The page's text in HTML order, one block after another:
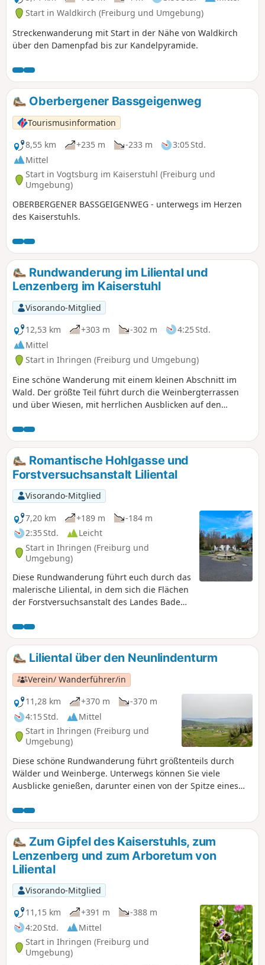
Start in Waldkirch (Freiburg und Umgebung)
Streckenwanderung mit Start in der Nähe von Waldkirch
über den Damenpfad bis zur Kandelpyramide.
Oberbergener Bassgeigenweg
Tourismusinformation
8,55 km
+235 m -233 m
3:05 Std.
Mittel
Start in Vogtsburg im Kaiserstuhl (Freiburg und
Umgebung)
OBERBERGENER BASSGEIGENWEG - unterwegs im Herzen
des Kaiserstuhls.
Rundwanderung im Liliental und
Lenzenberg im Kaiserstuhl
Visorando-Mitglied
12,53 km
+303 m -302 m
4:25 Std.
Mittel
Start in Ihringen (Freiburg und Umgebung)
Eine schöne Wanderung mit einem kleinen Abschnitt im
Wald. Der größte Teil führt durch die Weinbergterrassen
und über Wiesen, mit herrlichen Ausblicken auf den
eines am Start (Zur Lilie) und das andere bei km 8 (Rathaus
Lenzenberg), das einen Abstecher wert ist: schöne Terrasse
und Blick auf die Ebene, den Schwarzwald und die Vogesen.
Romantische Hohlgasse und
Forstversuchsanstalt Liliental
Visorando-Mitglied
7,20 km
+189 m
-184 m
2:35 Std.
Leicht
Start in Ihringen (Freiburg und
Umgebung)
Diese Rundwanderung führt euch durch das
malerische Liliental, in dem sich die Flächen
der Forstversuchsanstalt des Landes Baden-
welche Baumarten uns künftig durch den
Klimawandel am besten begleiten.
Unterwegs passiert ihr auch die
Romantische Hohlgasse, die durch die
eiszeitlichen Kalkablagerungen aus dem
Alpenraum führt.
Liliental über den Neunlindenturm
Verein/ Wanderführer/in
11,28 km
+370 m
-370 m
4:15 Std.
Mittel
Start in Ihringen (Freiburg und
Umgebung)
Diese schöne Rundwanderung führt größtenteils durch
Wälder und Weinberge. Unterwegs können Sie viele
Ausblicke genießen, darunter einen von der Spitze eines
Ort, um Bärlauch zu sammeln.
Zum Gipfel des Kaiserstuhls, zum
Lenzenberg und zum Arboretum von
Liliental
Visorando-Mitglied
11,15 km
+391 m
-388 m
4:20 Std.
Mittel
Start in Ihringen (Freiburg und
Umgebung)